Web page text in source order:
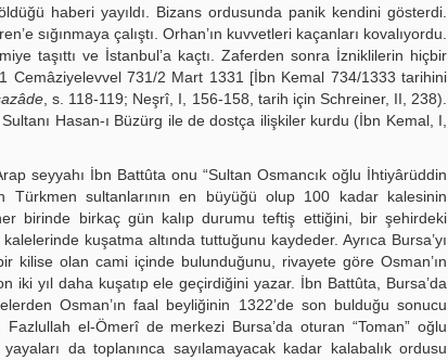
haberi yayıldı. Bizans ordusunda panik kendini gösterdi.
sığınmaya çalıştı. Orhan’ın kuvvetleri kaçanları kovalıyordu.
taşıttı ve İstanbul’a kaçtı. Zaferden sonra İzniklilerin hiçbir
Cemâziyelevvel 731/2 Mart 1331 [İbn Kemal 734/1333 tarihini
, s. 118-119; Neşrî, I, 156-158, tarih için Schreiner, II, 238).
Hasan-ı Büzürg ile de dostça ilişkiler kurdu (İbn Kemal, I,
seyyahı İbn Battûta onu “Sultan Osmancık oğlu İhtiyârüddin
sultanlarının en büyüğü olup 100 kadar kalesinin
birinde birkaç gün kalıp durumu teftiş ettiğini, bir şehirdeki
kuşatma altında tuttuğunu kaydeder. Ayrıca Bursa’yı
kilise olan cami içinde bulunduğunu, rivayete göre Osman’ın
iki yıl daha kuşatıp ele geçirdiğini yazar. İbn Battûta, Bursa’da
Osman’ın faal beyliğinin 1322’de son bulduğu sonucu
el-Ömerî de merkezi Bursa’da oturan “Toman” oğlu
da toplanınca sayılamayacak kadar kalabalık ordusu